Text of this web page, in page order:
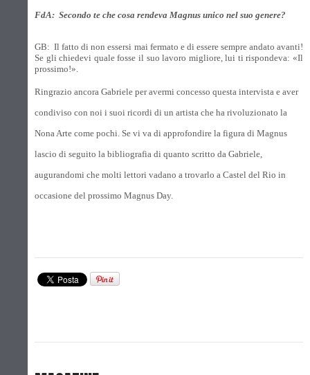
FdA: Secondo te che cosa rendeva Magnus unico nel suo genere?
GB: Il fatto di non essersi mai fermato e di essere sempre andato avanti!
Se gli chiedevi quale fosse il suo lavoro migliore, lui ti rispondeva: «Il
prossimo!».
Ringrazio ancora Gabriele per avermi concesso questa intervista e aver
condiviso con noi i suoi ricordi di un artista che ha rivoluzionato la
Nona Arte come pochi. Se vi va di approfondire la figura di Magnus
lascio di seguito la bibliografia di quanto scritto da Gabriele,
augurandomi che molti lettori vadano a trovarlo a Castel del Rio in
occasione del prossimo Magnus Day.